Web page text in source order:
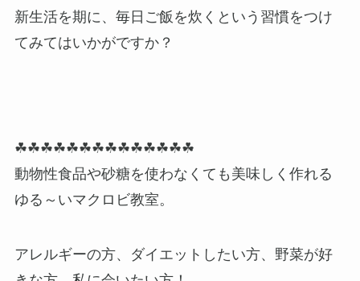
新生活を期に、毎日ご飯を炊くという習慣をつけ
てみてはいかがですか？
☘☘☘☘☘☘☘☘☘☘☘☘☘☘
動物性食品や砂糖を使わなくても美味しく作れる
ゆる～いマクロビ教室。
アレルギーの方、ダイエットしたい方、野菜が好